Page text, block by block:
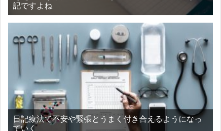
記ですよね
日記療法で不安や緊張とうまく付き合えるようになっ
ていく